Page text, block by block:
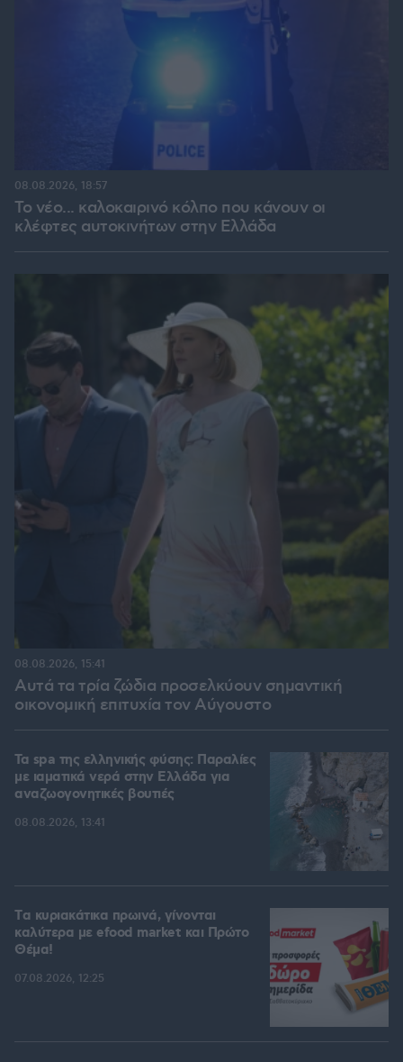
Το νέο... καλοκαιρινό κόλπο που κάνουν οι
κλέφτες αυτοκινήτων στην Ελλάδα
08.08.2026, 18:57
Αυτά τα τρία ζώδια προσελκύουν σημαντική
οικονομική επιτυχία τον Αύγουστο
08.08.2026, 15:41
Τα spa της ελληνικής φύσης: Παραλίες
με ιαματικά νερά στην Ελλάδα για
αναζωογονητικές βουτιές
08.08.2026, 13:41
Tα κυριακάτικα πρωινά, γίνονται
καλύτερα με efood market και Πρώτο
Θέμα!
07.08.2026, 12:25